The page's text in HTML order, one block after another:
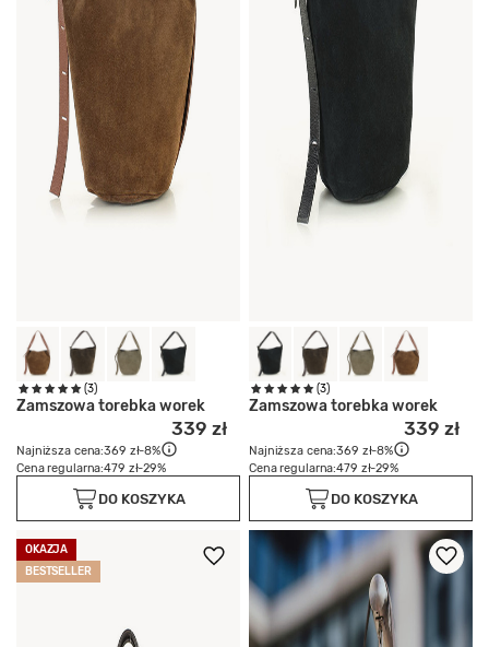
(3)
Zamszowa torebka worek
339 zł
Najniższa cena:369 zł-8%
Cena regularna:479 zł-29%
DO KOSZYKA
(3)
Zamszowa torebka worek
339 zł
Najniższa cena:369 zł-8%
Cena regularna:479 zł-29%
DO KOSZYKA
OKAZJA
BESTSELLER